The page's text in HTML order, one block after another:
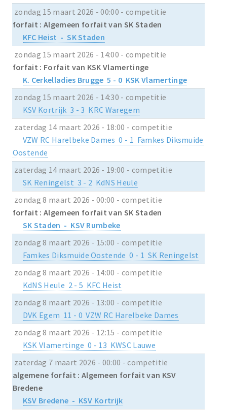
zondag 15 maart 2026 - 00:00 - competitie
forfait : Algemeen forfait van SK Staden
KFC Heist - SK Staden
zondag 15 maart 2026 - 14:00 - competitie
forfait : Forfait van KSK Vlamertinge
K. Cerkelladies Brugge 5 - 0 KSK Vlamertinge
zondag 15 maart 2026 - 14:30 - competitie
KSV Kortrijk 3 - 3 KRC Waregem
zaterdag 14 maart 2026 - 18:00 - competitie
VZW RC Harelbeke Dames 0 - 1 Famkes Diksmuide
Oostende
zaterdag 14 maart 2026 - 19:00 - competitie
SK Reningelst 3 - 2 KdNS Heule
zondag 8 maart 2026 - 00:00 - competitie
forfait : Algemeen forfait van SK Staden
SK Staden - KSV Rumbeke
zondag 8 maart 2026 - 15:00 - competitie
Famkes Diksmuide Oostende 0 - 1 SK Reningelst
zondag 8 maart 2026 - 14:00 - competitie
KdNS Heule 2 - 5 KFC Heist
zondag 8 maart 2026 - 13:00 - competitie
DVK Egem 11 - 0 VZW RC Harelbeke Dames
zondag 8 maart 2026 - 12:15 - competitie
KSK Vlamertinge 0 - 13 KWSC Lauwe
zaterdag 7 maart 2026 - 00:00 - competitie
algemene forfait : Algemeen forfait van KSV
Bredene
KSV Bredene - KSV Kortrijk